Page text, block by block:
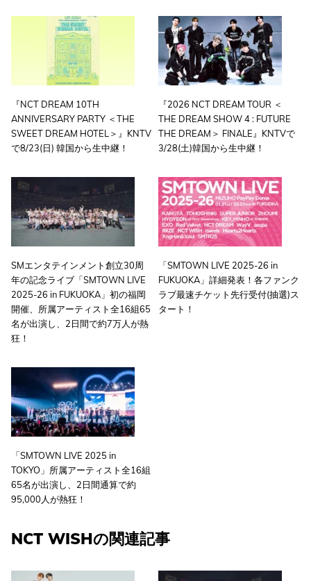
『NCT DREAM 10TH
ANNIVERSARY PARTY ＜THE
SWEET DREAM HOTEL＞』KNTV
で8/23(日) 韓国から生中継！
『2026 NCT DREAM TOUR ＜
THE DREAM SHOW 4 : FUTURE
THE DREAM＞ FINALE』KNTVで
3/28(土)韓国から生中継！
SMエンタテインメント創立30周
年の記念ライブ「SMTOWN LIVE
2025-26 in FUKUOKA」初の福岡
開催、所属アーティスト全16組65
名が出演し、2日間で約7万人が熱
狂！
「SMTOWN LIVE 2025-26 in
FUKUOKA」詳細発表！各ファンク
ラブ最速チケット先行受付(抽選)ス
タート！
「SMTOWN LIVE 2025 in
TOKYO」所属アーティスト全16組
65名が出演し、2日間通算で約
95,000人が熱狂！
NCT WISHの関連記事